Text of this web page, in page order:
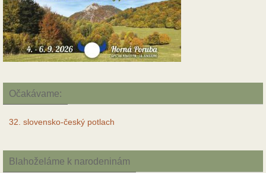
Očakávame:
32. slovensko-český potlach
Blahoželáme k narodeninám